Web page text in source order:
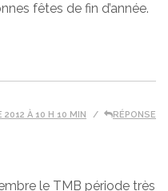
fêtes de fin d’année.
2012 À 10 H 10 MIN RÉPONSE
le TMB période très